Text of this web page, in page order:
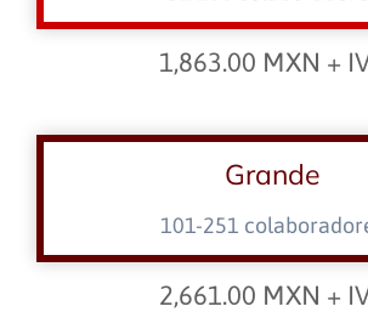
1,863.00 MXN +
Grande
101-251
2,661.00 MXN +